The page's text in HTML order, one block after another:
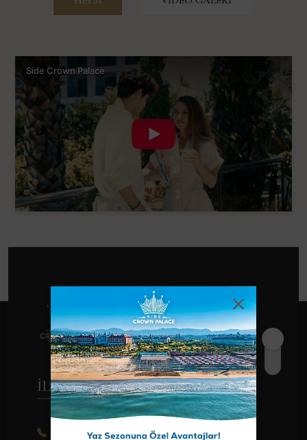
Side Crown Palace
İLETIŞIM
0242 212 16 94